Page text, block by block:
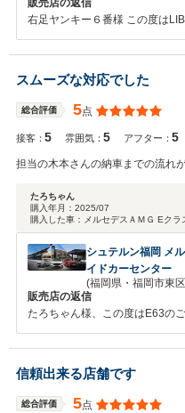
販売店の返信
右足ヤンキー６番様 この度は
にありがとうございます。 ま
き、大変うれしく思います。
談ください。 今後とも末永い
す。
スムーズな対応でした
総合評価 5点
接客：5 雰囲気：5 アフター：5
担当の木本さんの納車までの流れ
たろちゃん
購入年月： 2025/07
購入した車：
メルセデスＡＭＧ Eクラ
シュテルン福岡 メ
イドカーセンター
(福岡県・福岡市東
販売店の返信
たろちゃん様、この度はE63の
た、このように高評価を頂けま
ッフ一同大変うれしく思います
ろしくお願いいたします。
信頼出来る店舗です
総合評価 5点